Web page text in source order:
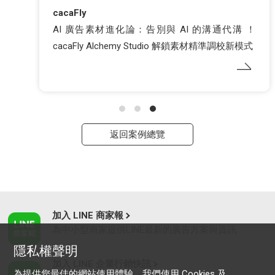
cacaFly
AI 廣告素材進化論：告別與 AI 的溝通代溝 ！
cacaFly Alchemy Studio 解鎖素材精準調校新模式
返回案例總覽
加入 LINE 商家報
隱私權聲明